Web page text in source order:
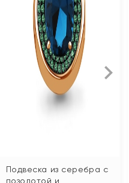
Подвеска из серебра с
позолотой и